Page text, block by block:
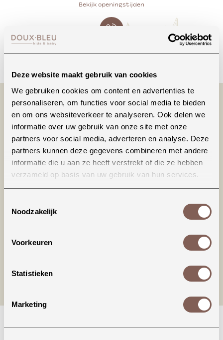
Deze website maakt gebruik van cookies
We gebruiken cookies om content en advertenties te
personaliseren, om functies voor social media te bieden
en om ons websiteverkeer te analyseren. Ook delen we
informatie over uw gebruik van onze site met onze
partners voor social media, adverteren en analyse. Deze
partners kunnen deze gegevens combineren met andere
informatie die u aan ze heeft verstrekt of die ze hebben
verzameld op basis van uw gebruik van hun services.
Noodzakelijk
Voorkeuren
Statistieken
Marketing
Bekijk openingstijden
Bellen
Productinformatie